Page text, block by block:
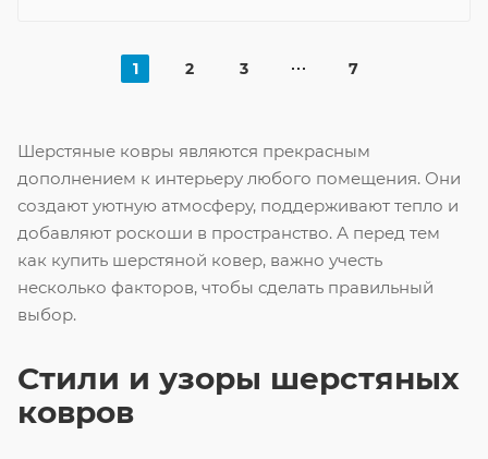
1 2 3 7
Шерстяные ковры являются прекрасным
дополнением к интерьеру любого помещения. Они
создают уютную атмосферу, поддерживают тепло и
добавляют роскоши в пространство. А перед тем
как купить шерстяной ковер, важно учесть
несколько факторов, чтобы сделать правильный
выбор.
Стили и узоры шерстяных
ковров